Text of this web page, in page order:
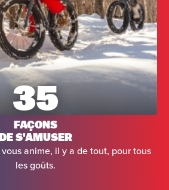
35
FAÇONS
S'AMUSER
anime, il y a de tout, pour tous
les goûts.